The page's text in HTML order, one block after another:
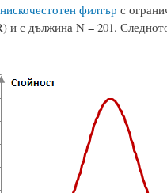
нискочестотен филтър с
и с дължина N = 201.